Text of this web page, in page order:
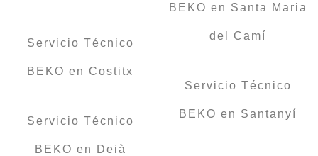
Servicio Técnico
BEKO en Costitx
Servicio Técnico
BEKO en Deià
BEKO en Santa Maria
del Camí
Servicio Técnico
BEKO en Santanyí